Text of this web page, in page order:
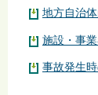
地方自治
施設・事
事故発生